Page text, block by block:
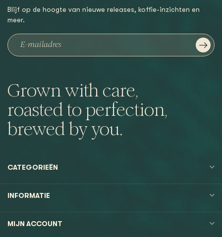
Grown with care,
roasted to perfection,
brewed by you.
Blijf op de hoogte van nieuwe releases, koffie-inzichten en
meer.
CATEGORIEËN
INFORMATIE
MIJN ACCOUNT